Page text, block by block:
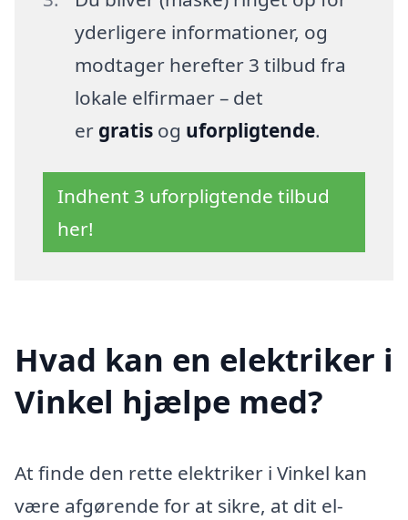
yderligere informationer, og
modtager herefter 3 tilbud fra
lokale elfirmaer – det
er gratisog uforpligtende.
Indhent 3 uforpligtende tilbud
her!
Hvad kan en elektriker i
Vinkel hjælpe med?
At finde den rette elektriker i Vinkel kan
være afgørende for at sikre, at dit el-